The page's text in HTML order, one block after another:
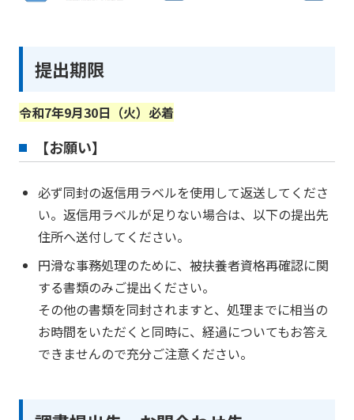
提出期限
令和7年9月30日（火）必着
【お願い】
必ず同封の返信用ラベルを使用して返送してくださ
い。返信用ラベルが足りない場合は、以下の提出先
住所へ送付してください。
円滑な事務処理のために、被扶養者資格再確認に関
する書類のみご提出ください。
その他の書類を同封されますと、処理までに相当の
お時間をいただくと同時に、経過についてもお答え
できませんので充分ご注意ください。